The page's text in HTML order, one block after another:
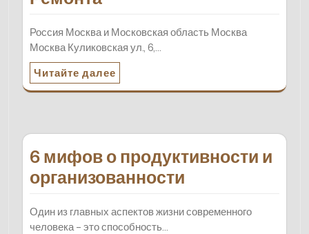
Россия Москва и Московская область Москва
Москва Куликовская ул., 6,…
Читайте далее
6 мифов о продуктивности и
организованности
Один из главных аспектов жизни современного
человека – это способность…